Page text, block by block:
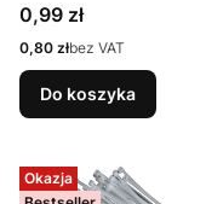
Cena
0,99 zł
Cena
0,80 złbez VAT
Do koszyka
Okazja